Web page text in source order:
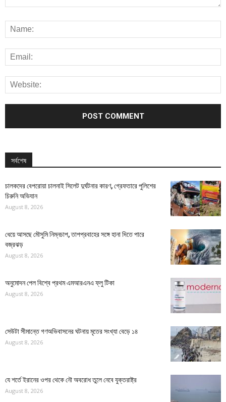
সর্বশেষ
চালকদের বেপরোয়া চালনাই সিলেট দুর্ঘটনার কারণ, গ্রেফতারে পুলিশের
চিরুনি অভিযান
August 8, 2026
ধেয়ে আসছে মৌসুমি নিম্নচাপ, তাপপ্রবাহের সঙ্গে হানা দিতে পারে
বজ্রঝড়
August 8, 2026
অনুমোদন পেল বিশ্বে প্রথম এমআরএনএ ফ্লু টিকা
August 8, 2026
সেউটা সীমান্তে গণঅভিবাসনের ঘটনায় মৃতের সংখ্যা বেড়ে ১৪
August 8, 2026
যে শর্তে ইরানের ওপর থেকে নৌ অবরোধ তুলে নেবে যুক্তরাষ্ট্র
August 8, 2026